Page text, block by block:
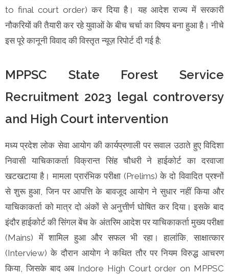
to final court order) कर दिया है। यह आदेश राज्य में सरकारी
नौकरियों की तैयारी कर रहे युवाओं के बीच चर्चा का विषय बना हुआ है। नीचे
इस पूरे कानूनी विवाद की विस्तृत न्यूज़ रिपोर्ट दी गई है:
MPPSC State Forest Service
Recruitment 2023 legal controversy
and High Court intervention
मध्य प्रदेश लोक सेवा आयोग की कार्यप्रणाली पर सवाल उठाते हुए विदिशा
निवासी याचिकाकर्ता विक्रान्त सिंह चौधरी ने हाईकोर्ट का दरवाजा
खटखटाया है। मामला प्रारंभिक परीक्षा (Prelims) के दो विवादित प्रश्नों
से शुरू हुआ, जिन पर आपत्ति के बावजूद आयोग ने सुधार नहीं किया और
याचिकाकर्ता को मात्र दो अंकों से अनुत्तीर्ण घोषित कर दिया। इसके बाद
इंदौर हाईकोर्ट की सिंगल बेंच के अंतरिम आदेश पर याचिकाकर्ता मुख्य परीक्षा
(Mains) में शामिल हुआ और सफल भी रहा। हालांकि, साक्षात्कार
(Interview) के दौरान आयोग ने कथित तौर पर नियम विरुद्ध आचरण
किया, जिसके बाद अब Indore High Court order on MPPSC